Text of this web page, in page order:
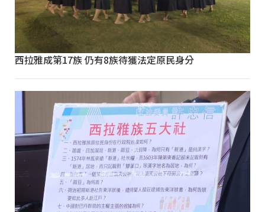
西拉雅成第17族 仍有8族待獲法定原民身分